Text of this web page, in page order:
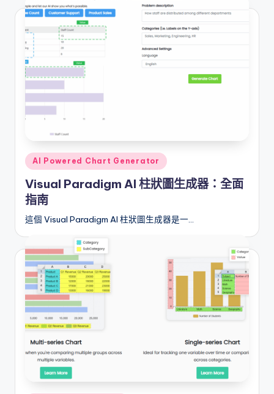
&
S
o
f
t
w
r
e
n
d
u
s
t
r
y
Posted
in
AI Powered Chart Generator
Visual Paradigm AI 柱狀圖生成器：全面
指南
這個 Visual Paradigm AI 柱狀圖生成器是一…